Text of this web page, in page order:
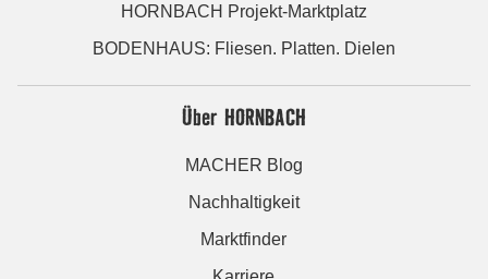
HORNBACH Projekt-Marktplatz
BODENHAUS: Fliesen. Platten. Dielen
Über HORNBACH
MACHER Blog
Nachhaltigkeit
Marktfinder